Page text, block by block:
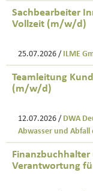
Sachbearbeiter
Vollzeit (m/w/d)
25.07.2026 / ILME
Teamleitung
(m/w/d)
12.07.2026 / DWA
Abwasser und Abfall
Verantwortung